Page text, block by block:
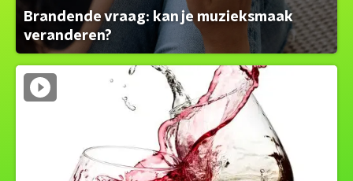
Brandende vraag: kan je muzieksmaak
veranderen?